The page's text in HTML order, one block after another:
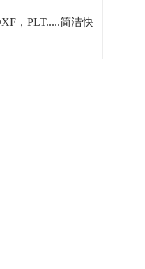
，PLT.....简洁快